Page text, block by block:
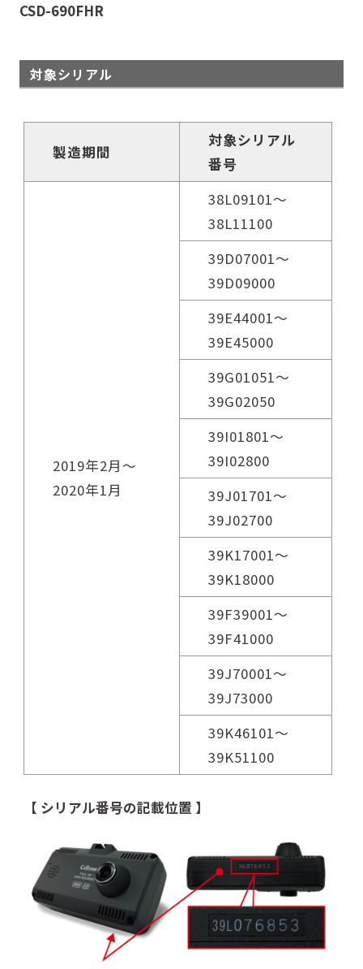
CSD-690FHR
対象シリアル
製造期間
対象シリアル
番号
2019年2月～
2020年1月
38L09101～
38L11100
39D07001～
39D09000
39E44001～
39E45000
39G01051～
39G02050
39I01801～
39I02800
39J01701～
39J02700
39K17001～
39K18000
39F39001～
39F41000
39J70001～
39J73000
39K46101～
39K51100
【 シリアル番号の記載位置 】